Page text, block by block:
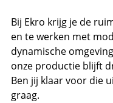
Bij Ekro krijg je de
en te werken met
dynamische
onze productie blijft
Ben jij klaar voor die
graag.